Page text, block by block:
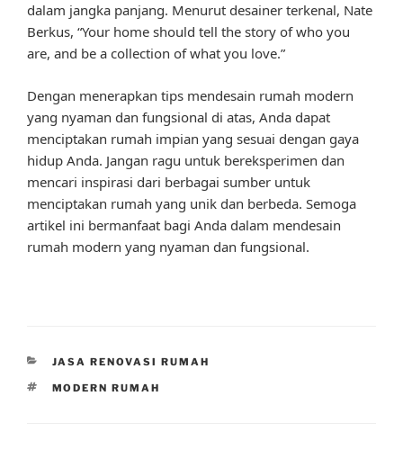
dalam jangka panjang. Menurut desainer terkenal, Nate
Berkus, “Your home should tell the story of who you
are, and be a collection of what you love.”
Dengan menerapkan tips mendesain rumah modern
yang nyaman dan fungsional di atas, Anda dapat
menciptakan rumah impian yang sesuai dengan gaya
hidup Anda. Jangan ragu untuk bereksperimen dan
mencari inspirasi dari berbagai sumber untuk
menciptakan rumah yang unik dan berbeda. Semoga
artikel ini bermanfaat bagi Anda dalam mendesain
rumah modern yang nyaman dan fungsional.
CATEGORIES
JASA RENOVASI RUMAH
TAGS
MODERN RUMAH